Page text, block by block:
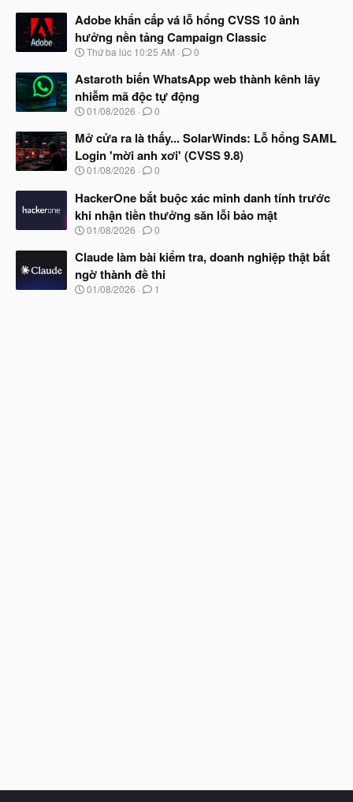
à
y
b
ắ
đ
ầ
u
Adobe khẩn cấp vá lỗ hổng CVSS 10 ảnh
hưởng nền tảng Campaign Classic
N
à
b
ắ
đ
ầ
u
Thứ ba lúc 10:25 AM 0
Astaroth biến WhatsApp web thành kênh lây
nhiễm mã độc tự động
N
à
b
ắ
đ
ầ
u
01/08/2026 0
Mở cửa ra là thấy... SolarWinds: Lỗ hổng SAML
Login 'mời anh xơi' (CVSS 9.8)
N
à
y
b
ắ
đ
ầ
u
01/08/2026 0
HackerOne bắt buộc xác minh danh tính trước
khi nhận tiền thưởng săn lỗi bảo mật
N
à
b
ắ
01/08/2026 0
Claude làm bài kiểm tra, doanh nghiệp thật bất
ngờ thành đề thi
N
01/08/2026 1